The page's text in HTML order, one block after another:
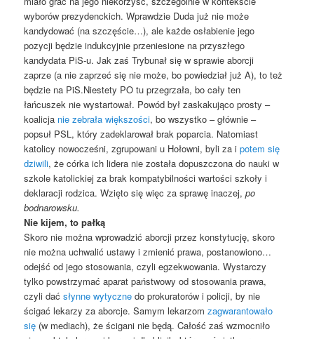
wyborów prezydenckich. Wprawdzie Duda już nie może
kandydować (na szczęście…), ale każde osłabienie jego
pozycji będzie indukcyjnie przeniesione na przyszłego
kandydata PiS-u. Jak zaś Trybunał się w sprawie aborcji
zaprze (a nie zaprzeć się nie może, bo powiedział już A), to też
będzie na PiS.Niestety PO tu przegrzała, bo cały ten
łańcuszek nie wystartował. Powód był zaskakująco prosty –
koalicja nie zebrała większości, bo wszystko – głównie –
popsuł PSL, który zadeklarował brak poparcia. Natomiast
katolicy nowocześni, zgrupowani u Hołowni, byli za ipotem się
dziwili, że córka ich lidera nie została dopuszczona do nauki w
szkole katolickiej za brak kompatybilności wartości szkoły i
deklaracji rodzica. Wzięto się więc za sprawę inaczej, po
bodnarowsku.
Nie kijem, to pałką
Skoro nie można wprowadzić aborcji przez konstytucję, skoro
nie można uchwalić ustawy i zmienić prawa, postanowiono…
odejść od jego stosowania, czyli egzekwowania. Wystarczy
tylko powstrzymać aparat państwowy od stosowania prawa,
czyli daćsłynne wytyczne do prokuratorów i policji, by nie
ścigać lekarzy za aborcje. Samym lekarzomzagwarantowało
się (w mediach), że ścigani nie będą. Całość zaś wzmocniło